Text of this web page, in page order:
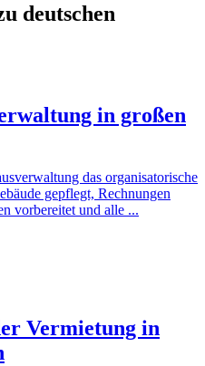
deutschen
in großen
das organisatorische
gepflegt, Rechnungen
vorbereitet und alle ...
Vermietung in